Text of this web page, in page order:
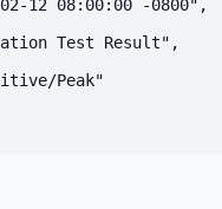
12 08:00:00 -0800",
Test Result",
Peak"